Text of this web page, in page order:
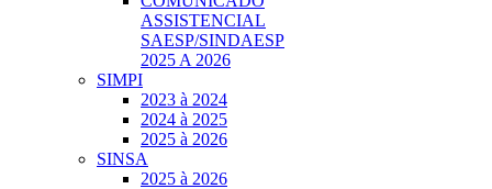
ASSISTENCIAL
SAESP/SINDAESP
2025 A 2026
SIMPI
2023 à 2024
2024 à 2025
2025 à 2026
SINSA
2025 à 2026